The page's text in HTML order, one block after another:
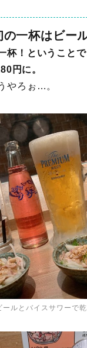
一杯はビール
杯！ということ
円に。
やろぉ…。
ールとバイスサワーで